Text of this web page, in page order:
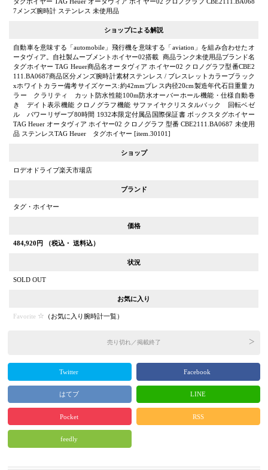
7メンズ腕時計 ステンレス 未使用品
ショップによる解説
自動車を意味する「automobile」飛行機を意味する「aviation」を組み合わせたオ
ータヴィア。自社製ムーブメントホイヤー02搭載 商品ランク未使用品ブランド名
タグホイヤー TAG Heuer商品名オータヴィア ホイヤー02 クロノグラフ型番CBE2
111.BA0687商品区分メンズ腕時計素材ステンレス / ブレスレットカラーブラック
xホワイトカラー備考サイズケース:約42mmブレス内径20cm製造年代石目重量カ
ラー クラリティ カット防水性能100m防水オーバーホール機能・仕様自動巻
き デイト表示機能 クロノグラフ機能 サファイヤクリスタルバック 回転ベゼ
ル パワーリザーブ80時間 1932本限定付属品国際保証書 ボックスタグホイヤー
TAG Heuer オータヴィア ホイヤー02 クロノグラフ 型番 CBE2111.BA0687 未使用
品 ステンレスTAG Heuer タグホイヤー [item.30101]
ショップ
ロデオドライブ楽天市場店
ブランド
タグ・ホイヤー
価格
484,920 円 （税込・ 送料込）
状況
SOLD OUT
お気に入り
Favorite （お気に入り腕時計一覧）
売り切れ／掲載終了
Twitter Facebook
はてブ LINE
Pocket RSS
feedly